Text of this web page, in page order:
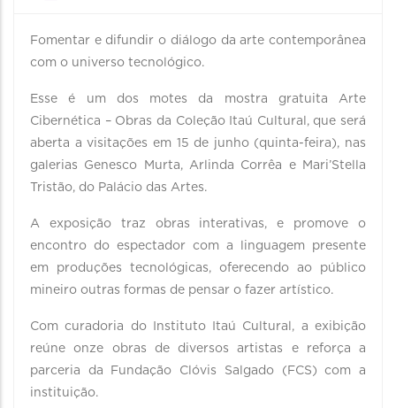
Fomentar e difundir o diálogo da arte contemporânea
com o universo tecnológico.
Esse é um dos motes da mostra gratuita Arte
Cibernética – Obras da Coleção Itaú Cultural, que será
aberta a visitações em 15 de junho (quinta-feira), nas
galerias Genesco Murta, Arlinda Corrêa e Mari’Stella
Tristão, do Palácio das Artes.
A exposição traz obras interativas, e promove o
encontro do espectador com a linguagem presente
em produções tecnológicas, oferecendo ao público
mineiro outras formas de pensar o fazer artístico.
Com curadoria do Instituto Itaú Cultural, a exibição
reúne onze obras de diversos artistas e reforça a
parceria da Fundação Clóvis Salgado (FCS) com a
instituição.